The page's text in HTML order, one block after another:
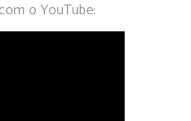
o YouTube: